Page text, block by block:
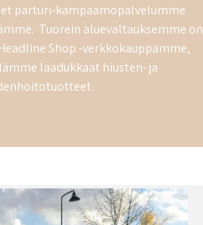
parturi-kampaamopalvelumme
Tuorein aluevaltauksemme on
Shop -verkkokauppamme,
laadukkaat hiusten- ja